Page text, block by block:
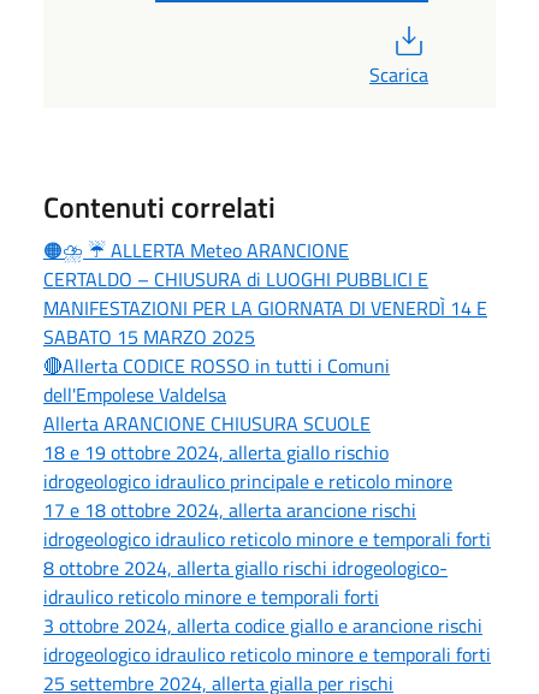
Scarica
Contenuti correlati
🟠⛈ ☔ ALLERTA Meteo ARANCIONE
CERTALDO – CHIUSURA di LUOGHI PUBBLICI E
MANIFESTAZIONI PER LA GIORNATA DI VENERDÌ 14 E
SABATO 15 MARZO 2025
🔴Allerta CODICE ROSSO in tutti i Comuni
dell'Empolese Valdelsa
Allerta ARANCIONE CHIUSURA SCUOLE
18 e 19 ottobre 2024, allerta giallo rischio
idrogeologico idraulico principale e reticolo minore
17 e 18 ottobre 2024, allerta arancione rischi
idrogeologico idraulico reticolo minore e temporali forti
8 ottobre 2024, allerta giallo rischi idrogeologico-
idraulico reticolo minore e temporali forti
3 ottobre 2024, allerta codice giallo e arancione rischi
idrogeologico idraulico reticolo minore e temporali forti
25 settembre 2024, allerta gialla per rischi